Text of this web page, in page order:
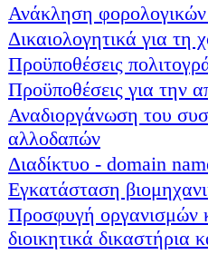
Ανάκληση
Δικαιολογητικά για τη
Προϋποθέσεις
Προϋποθέσεις για την
Αναδιοργάνωση του
αλλοδαπών
Διαδίκτυο - domain
Εγκατάσταση
Προσφυγή οργανισμών
διοικητικά